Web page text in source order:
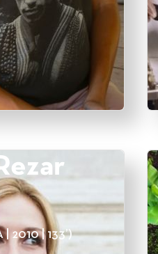
| 2010 | 133’)